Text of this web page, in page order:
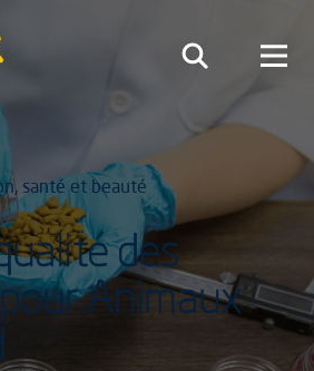
santé et beauté
des
Animaux